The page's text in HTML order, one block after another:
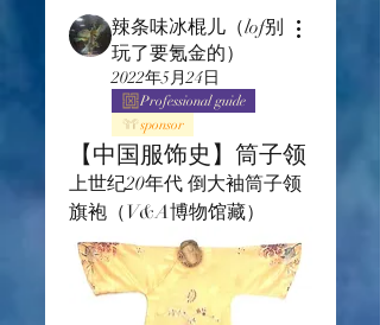
辣条味冰棍儿（lof别
玩了要氪金的）
2022年5月24日
Professional guide
sponsor
【中国服饰史】筒子领
上世纪20年代 倒大袖筒子领
旗袍（V&A博物馆藏）